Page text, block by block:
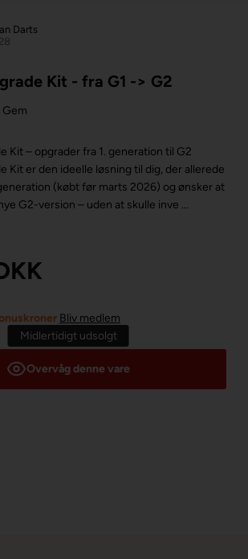
Darts
Kit - fra G1 -> G2
Gem
Kit – opgrader fra 1. generation til G2
Kit er den ideelle løsning til dig, der allerede
(købt før marts 2026) og ønsker at
G2-version – uden at skulle inve ...
Bliv medlem
Midlertidigt udsolgt
Overvåg denne vare